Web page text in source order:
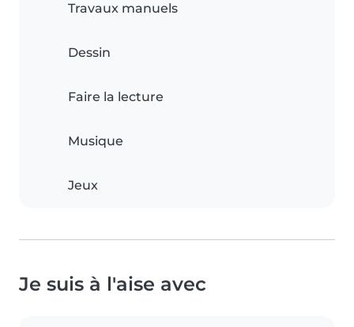
Travaux manuels
Dessin
Faire la lecture
Musique
Jeux
Je suis à l'aise avec